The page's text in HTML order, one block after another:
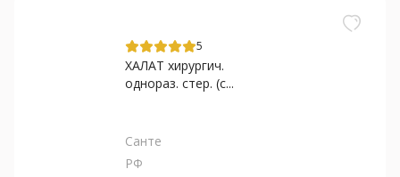
5
ХАЛАТ хирургич.
однораз. стер. (с...
Санте
РФ